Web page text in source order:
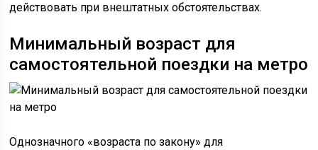
действовать при внештатных обстоятельствах.
Минимальный возраст для
самостоятельной поездки на метро
Однозначного «возраста по закону» для